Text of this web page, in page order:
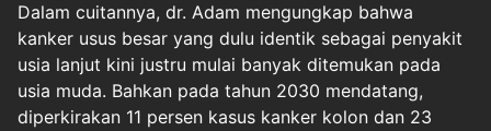
Dalam cuitannya, dr. Adam mengungkap bahwa
kanker usus besar yang dulu identik sebagai penyakit
usia lanjut kini justru mulai banyak ditemukan pada
usia muda. Bahkan pada tahun 2030 mendatang,
diperkirakan 11 persen kasus kanker kolon dan 23